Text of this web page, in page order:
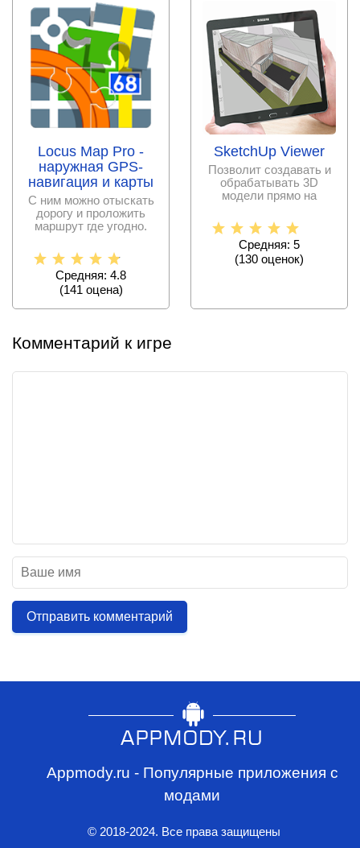
Locus Map Pro -
наружная GPS-
навигация и карты
С ним можно отыскать
дорогу и проложить
маршрут где угодно.
мобильное
Средняя: 4.8
(141 оценa)
SketchUp Viewer
Позволит создавать и
обрабатывать 3D
модели прямо на
устройства
Средняя: 5
(130 оценок)
Комментарий к игре
Отправить комментарий
Appmody.ru - Популярные приложения с
модами
© 2018-2024. Все права защищены